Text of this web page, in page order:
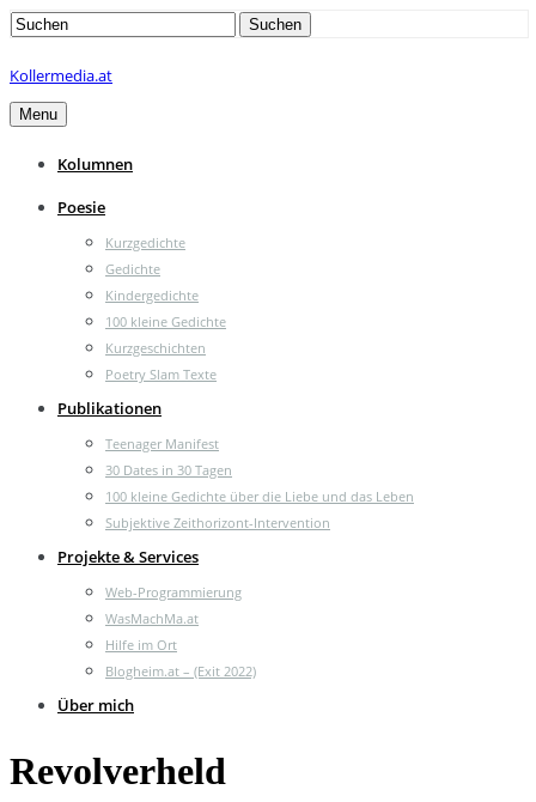
Search
Suchen
Kollermedia.at
Menu
Kolumnen
Poesie
Kurzgedichte
Gedichte
Kindergedichte
100 kleine Gedichte
Kurzgeschichten
Poetry Slam Texte
Publikationen
Teenager Manifest
30 Dates in 30 Tagen
100 kleine Gedichte über die Liebe und das Leben
Subjektive Zeithorizont-Intervention
Projekte & Services
Web-Programmierung
WasMachMa.at
Hilfe im Ort
Blogheim.at – (Exit 2022)
Über mich
Revolverheld